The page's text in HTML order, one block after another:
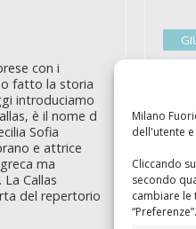
Milano
dell'utente
Cliccando
secondo
cambiare le
“Preferenze”.
con i
fatto la storia
introduciamo
è il nome d
Sofia
e attrice
ma
Callas
del repertorio
di
suo
1900,